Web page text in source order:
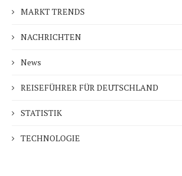
MARKT TRENDS
NACHRICHTEN
News
REISEFÜHRER FÜR DEUTSCHLAND
STATISTIK
TECHNOLOGIE